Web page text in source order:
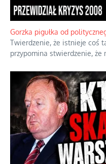
Gorzka pigułka od
Twierdzenie, że istnieje coś
przypomina stwierdzenie, że